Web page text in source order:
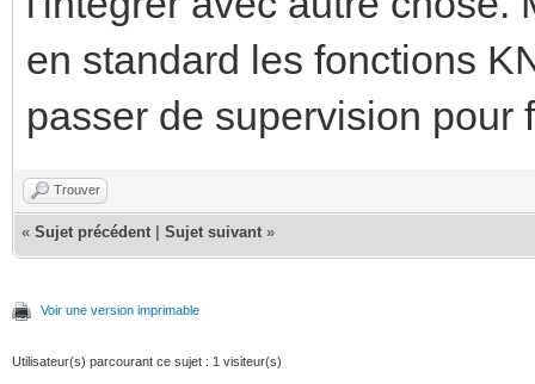
en standard les fonctions
passer de supervision pour
Trouver
« Sujet précédent Sujet suivant »
Voir une version imprimable
Utilisateur(s) parcourant ce sujet : 1 visiteur(s)